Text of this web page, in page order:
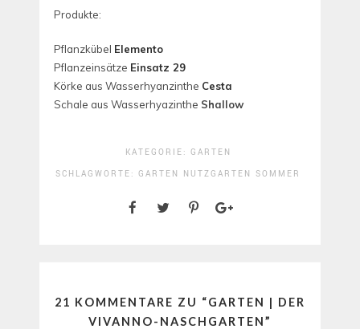
Produkte:
Pflanzkübel Elemento
Pflanzeinsätze Einsatz 29
Körke aus Wasserhyanzinthe Cesta
Schale aus Wasserhyazinthe Shallow
KATEGORIE: GARTEN
SCHLAGWORTE: GARTEN NUTZGARTEN SOMMER
21 KOMMENTARE ZU “GARTEN | DER
VIVANNO-NASCHGARTEN”